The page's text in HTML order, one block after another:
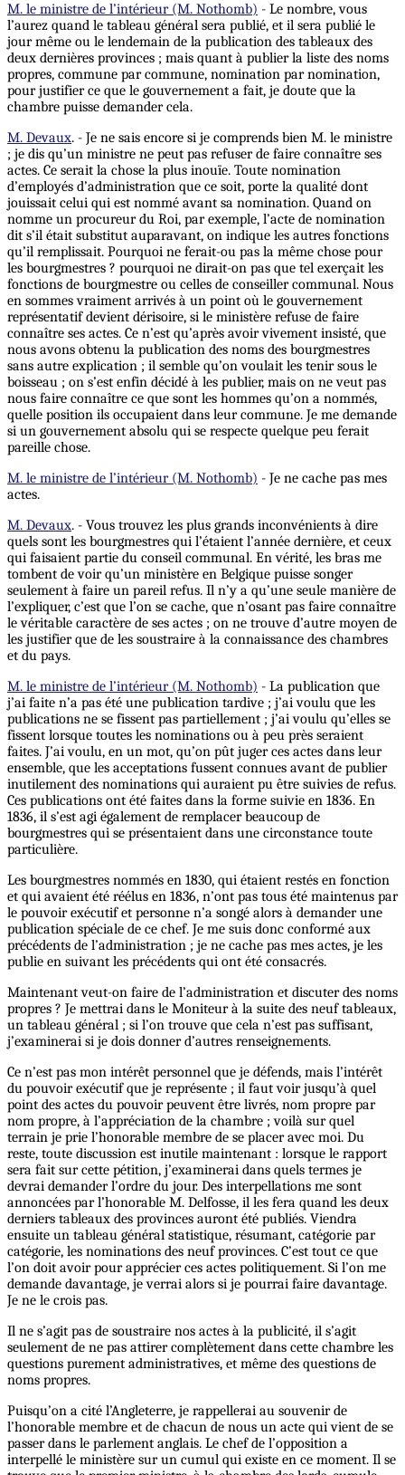
M. le ministre de l’intérieur (M. Nothomb) - Le nombre, vous
l’aurez quand le tableau général sera publié, et il sera publié le
jour même ou le lendemain de la publication des tableaux des
deux dernières provinces ; mais quant à publier la liste des noms
propres, commune par commune, nomination par nomination,
pour justifier ce que le gouvernement a fait, je doute que la
chambre puisse demander cela.
M. Devaux. - Je ne sais encore si je comprends bien M. le ministre
; je dis qu’un ministre ne peut pas refuser de faire connaître ses
actes. Ce serait la chose la plus inouïe. Toute nomination
d’employés d’administration que ce soit, porte la qualité dont
jouissait celui qui est nommé avant sa nomination. Quand on
nomme un procureur du Roi, par exemple, l’acte de nomination
dit s’il était substitut auparavant, on indique les autres fonctions
qu’il remplissait. Pourquoi ne ferait-ou pas la même chose pour
les bourgmestres ? pourquoi ne dirait-on pas que tel exerçait les
fonctions de bourgmestre ou celles de conseiller communal. Nous
en sommes vraiment arrivés à un point où le gouvernement
représentatif devient dérisoire, si le ministère refuse de faire
connaître ses actes. Ce n’est qu’après avoir vivement insisté, que
nous avons obtenu la publication des noms des bourgmestres
sans autre explication ; il semble qu’on voulait les tenir sous le
boisseau ; on s’est enfin décidé à les publier, mais on ne veut pas
nous faire connaître ce que sont les hommes qu’on a nommés,
quelle position ils occupaient dans leur commune. Je me demande
si un gouvernement absolu qui se respecte quelque peu ferait
pareille chose.
M. le ministre de l’intérieur (M. Nothomb) - Je ne cache pas mes
actes.
M. Devaux. - Vous trouvez les plus grands inconvénients à dire
quels sont les bourgmestres qui l’étaient l’année dernière, et ceux
qui faisaient partie du conseil communal. En vérité, les bras me
tombent de voir qu’un ministère en Belgique puisse songer
seulement à faire un pareil refus. Il n’y a qu’une seule manière de
l’expliquer, c’est que l’on se cache, que n’osant pas faire connaître
le véritable caractère de ses actes ; on ne trouve d’autre moyen de
les justifier que de les soustraire à la connaissance des chambres
et du pays.
M. le ministre de l’intérieur (M. Nothomb) - La publication que
j’ai faite n’a pas été une publication tardive ; j’ai voulu que les
publications ne se fissent pas partiellement ; j’ai voulu qu’elles se
fissent lorsque toutes les nominations ou à peu près seraient
faites. J’ai voulu, en un mot, qu’on pût juger ces actes dans leur
ensemble, que les acceptations fussent connues avant de publier
inutilement des nominations qui auraient pu être suivies de refus.
Ces publications ont été faites dans la forme suivie en 1836. En
1836, il s’est agi également de remplacer beaucoup de
bourgmestres qui se présentaient dans une circonstance toute
particulière.
Les bourgmestres nommés en 1830, qui étaient restés en fonction
et qui avaient été réélus en 1836, n’ont pas tous été maintenus par
le pouvoir exécutif et personne n’a songé alors à demander une
publication spéciale de ce chef. Je me suis donc conformé aux
précédents de l’administration ; je ne cache pas mes actes, je les
publie en suivant les précédents qui ont été consacrés.
Maintenant veut-on faire de l’administration et discuter des noms
propres ? Je mettrai dans le Moniteur à la suite des neuf tableaux,
un tableau général ; si l’on trouve que cela n’est pas suffisant,
j’examinerai si je dois donner d’autres renseignements.
Ce n’est pas mon intérêt personnel que je défends, mais l’intérêt
du pouvoir exécutif que je représente ; il faut voir jusqu’à quel
point des actes du pouvoir peuvent être livrés, nom propre par
nom propre, à l’appréciation de la chambre ; voilà sur quel
terrain je prie l’honorable membre de se placer avec moi. Du
reste, toute discussion est inutile maintenant : lorsque le rapport
sera fait sur cette pétition, j’examinerai dans quels termes je
devrai demander l’ordre du jour. Des interpellations me sont
annoncées par l’honorable M. Delfosse, il les fera quand les deux
derniers tableaux des provinces auront été publiés. Viendra
ensuite un tableau général statistique, résumant, catégorie par
catégorie, les nominations des neuf provinces. C’est tout ce que
l’on doit avoir pour apprécier ces actes politiquement. Si l’on me
demande davantage, je verrai alors si je pourrai faire davantage.
Je ne le crois pas.
Il ne s’agit pas de soustraire nos actes à la publicité, il s’agit
seulement de ne pas attirer complètement dans cette chambre les
questions purement administratives, et même des questions de
noms propres.
Puisqu’on a cité l’Angleterre, je rappellerai au souvenir de
l’honorable membre et de chacun de nous un acte qui vient de se
passer dans le parlement anglais. Le chef de l’opposition a
interpellé le ministère sur un cumul qui existe en ce moment. Il se